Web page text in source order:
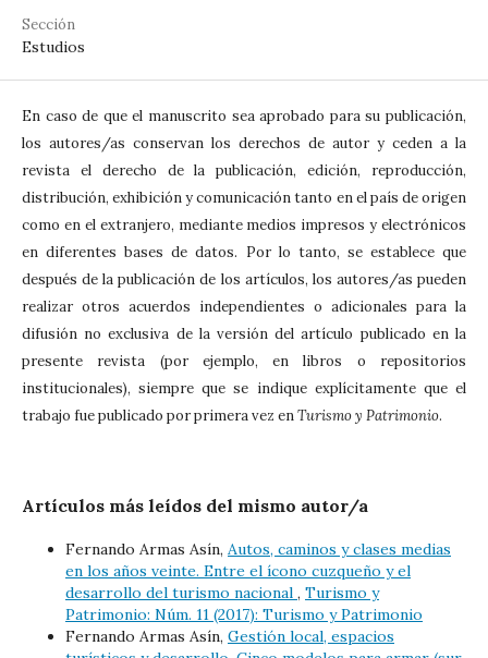
Sección
Estudios
En caso de que el manuscrito sea aprobado para su publicación,
los autores/as conservan los derechos de autor y ceden a la
revista el derecho de la publicación, edición, reproducción,
distribución, exhibición y comunicación tanto en el país de origen
como en el extranjero, mediante medios impresos y electrónicos
en diferentes bases de datos. Por lo tanto, se establece que
después de la publicación de los artículos, los autores/as pueden
realizar otros acuerdos independientes o adicionales para la
difusión no exclusiva de la versión del artículo publicado en la
presente revista (por ejemplo, en libros o repositorios
institucionales), siempre que se indique explícitamente que el
trabajo fue publicado por primera vez enTurismo y Patrimonio.
Artículos más leídos del mismo autor/a
Fernando Armas Asín, Autos, caminos y clases medias
en los años veinte. Entre el ícono cuzqueño y el
desarrollo del turismo nacional , Turismo y
Patrimonio: Núm. 11 (2017): Turismo y Patrimonio
Fernando Armas Asín, Gestión local, espacios